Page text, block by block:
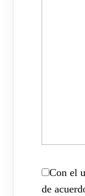
Con el
de